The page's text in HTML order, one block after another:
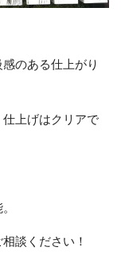
のある仕上がり
上げはクリアで
談ください！